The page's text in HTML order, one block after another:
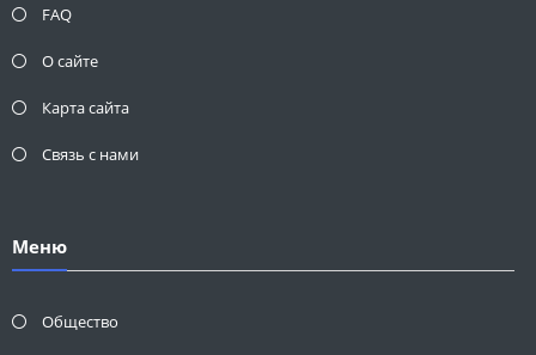
FAQ
О сайте
Карта сайта
Связь с нами
Меню
Общество